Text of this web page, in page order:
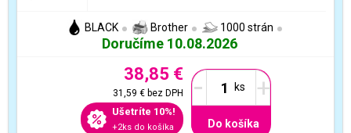
BLACK Brother 1000 strán
Doručíme 10.08.2026
38,85 €
31,59 €bez DPH
Ušetríte 10%!
+2ks do košíka
- +
Do košíka